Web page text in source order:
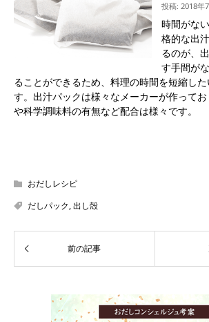
投稿: 2018年
時間がな
格的な出
るのが、
す手間が
ることができるため、料理の時間を短縮し
す。出汁パックは様々なメーカーが作って
や科学調味料の有無など配合は様々です。
おだしレシピ
だしパック,出し殻